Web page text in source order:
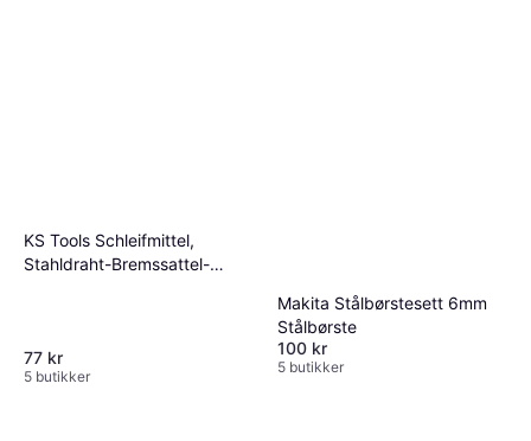
KS Tools Schleifmittel,
Stahldraht-Bremssattel-
77 kr
5 butikker
Makita Stålbørstesett 6mm
Stålbørste
100 kr
5 butikker